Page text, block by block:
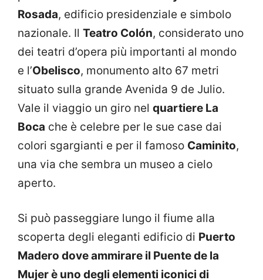
Rosada, edificio presidenziale e simbolo
nazionale. Il Teatro Colón, considerato uno
dei teatri d’opera più importanti al mondo
e l’Obelisco, monumento alto 67 metri
situato sulla grande Avenida 9 de Julio.
Vale il viaggio un giro nel quartiere La
Boca che è celebre per le sue case dai
colori sgargianti e per il famoso Caminito,
una via che sembra un museo a cielo
aperto.
Si può passeggiare lungo il fiume alla
scoperta degli eleganti edificio di Puerto
Madero dove ammirare il Puente de la
Mujer è uno degli elementi iconici di